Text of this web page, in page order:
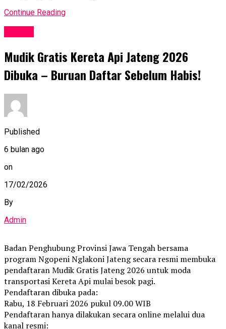
Continue Reading
Mudik Gratis Kereta Api Jateng 2026
Dibuka – Buruan Daftar Sebelum Habis!
Published
6 bulan ago
on
17/02/2026
By
Admin
Badan Penghubung Provinsi Jawa Tengah bersama
program Ngopeni Nglakoni Jateng secara resmi membuka
pendaftaran Mudik Gratis Jateng 2026 untuk moda
transportasi Kereta Api mulai besok pagi.
Pendaftaran dibuka pada:
Rabu, 18 Februari 2026 pukul 09.00 WIB
Pendaftaran hanya dilakukan secara online melalui dua
kanal resmi: